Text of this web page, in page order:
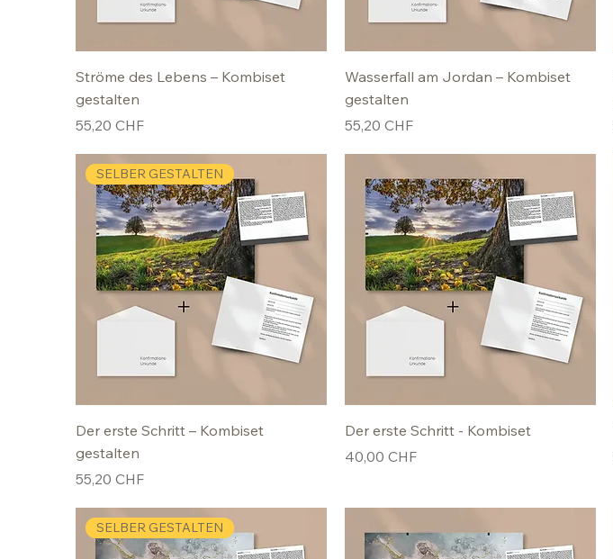
Ströme des Lebens – Kombiset
gestalten
Preis
55,20 CHF
Wasserfall am Jordan – Kombiset
gestalten
Preis
55,20 CHF
SELBER GESTALTEN
Der erste Schritt – Kombiset
gestalten
Preis
55,20 CHF
Der erste Schritt - Kombiset
Preis
40,00 CHF
SELBER GESTALTEN